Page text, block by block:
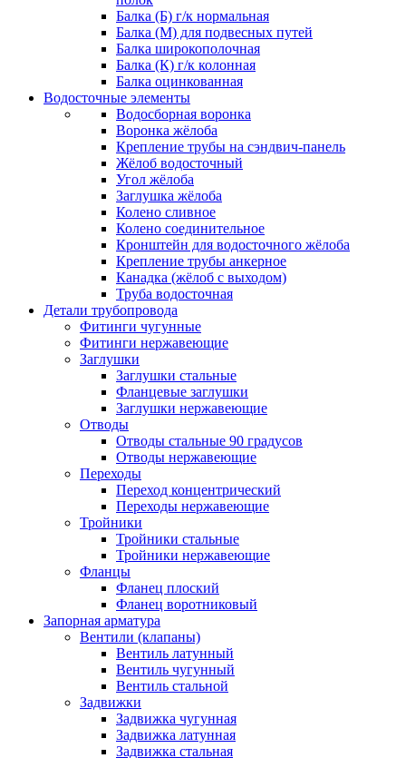
Балка (Б) г/к нормальная
Балка (М) для подвесных путей
Балка широкополочная
Балка (К) г/к колонная
Балка оцинкованная
Водосточные элементы
Водосборная воронка
Воронка жёлоба
Крепление трубы на сэндвич-панель
Жёлоб водосточный
Угол жёлоба
Заглушка жёлоба
Колено сливное
Колено соединительное
Кронштейн для водосточного жёлоба
Крепление трубы анкерное
Канадка (жёлоб с выходом)
Труба водосточная
Детали трубопровода
Фитинги чугунные
Фитинги нержавеющие
Заглушки
Заглушки стальные
Фланцевые заглушки
Заглушки нержавеющие
Отводы
Отводы стальные 90 градусов
Отводы нержавеющие
Переходы
Переход концентрический
Переходы нержавеющие
Тройники
Тройники стальные
Тройники нержавеющие
Фланцы
Фланец плоский
Фланец воротниковый
Запорная арматура
Вентили (клапаны)
Вентиль латунный
Вентиль чугунный
Вентиль стальной
Задвижки
Задвижка чугунная
Задвижка латунная
Задвижка стальная